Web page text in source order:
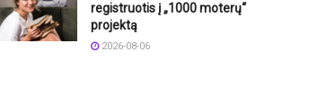
registruotis į „1000 moterų“
projektą
2026-08-06